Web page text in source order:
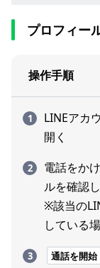
プロフィー
操作手順
LINEアカ
開く
電話をか
ルを確認し
※該当の
している場
通話を開始